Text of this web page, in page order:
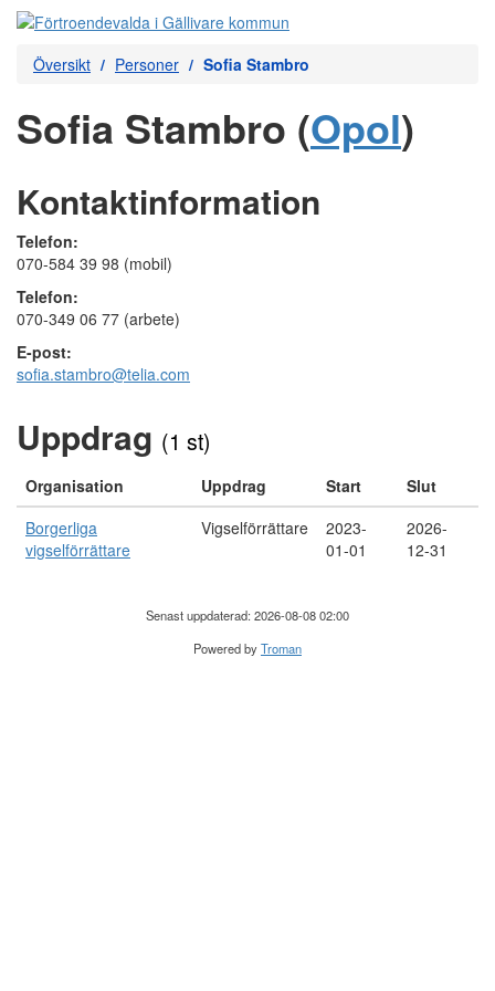
Översikt Personer Sofia Stambro
Sofia Stambro (Opol)
Kontaktinformation
Telefon:
070-584 39 98 (mobil)
Telefon:
070-349 06 77 (arbete)
E-post:
sofia.stambro@telia.com
Uppdrag (1 st)
Organisation Uppdrag Start
Slut
Borgerliga
vigselförrättare
Vigselförrättare
2023-
01-01
2026-
12-31
Senast uppdaterad: 2026-08-08 02:00
Powered byTroman